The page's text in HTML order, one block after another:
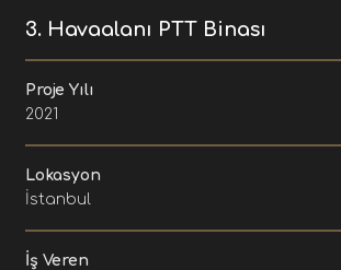
3. Havaalanı PTT Binası
Proje Yılı
2021
Lokasyon
İstanbul
İş Veren